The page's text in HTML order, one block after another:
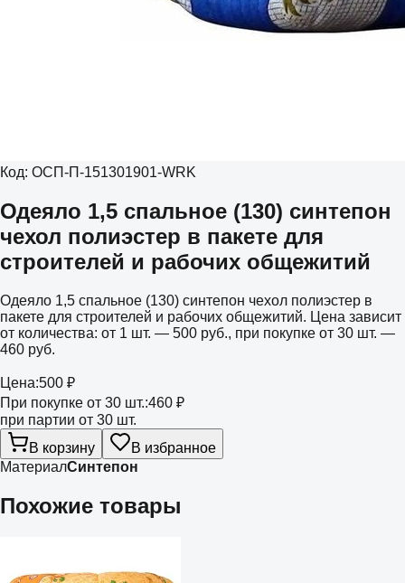
Код: ОСП-П-151301901-WRK
Одеяло 1,5 спальное (130) синтепон
чехол полиэстер в пакете для
строителей и рабочих общежитий
Одеяло 1,5 спальное (130) синтепон чехол полиэстер в
пакете для строителей и рабочих общежитий. Цена зависит
от количества: от 1 шт. — 500 руб., при покупке от 30 шт. —
460 руб.
Цена:500 ₽
При покупке от 30 шт.:460 ₽
при партии от 30 шт.
В корзину
В избранное
МатериалСинтепон
Похожие товары